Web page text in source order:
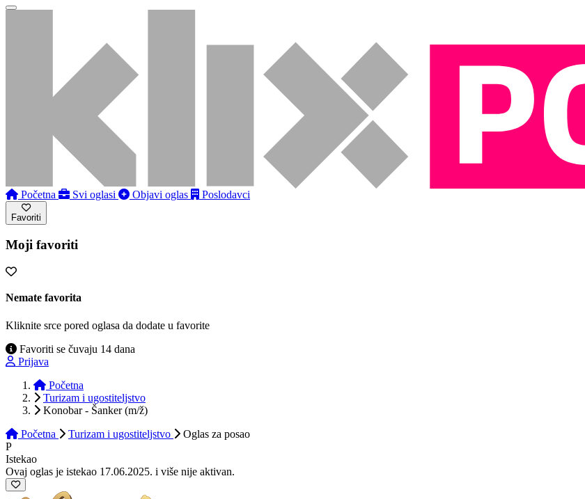
Početna Svi oglasi Objavi oglas Poslodavci
Favoriti
Moji favoriti
Nemate favorita
Kliknite srce pored oglasa da dodate u favorite
Favoriti se čuvaju 14 dana
Prijava
Početna
Turizam i ugostiteljstvo
Konobar - Šanker (m/ž)
Početna
Turizam i ugostiteljstvo Oglas za posao
P
Istekao
Ovaj oglas je istekao 17.06.2025. i više nije aktivan.